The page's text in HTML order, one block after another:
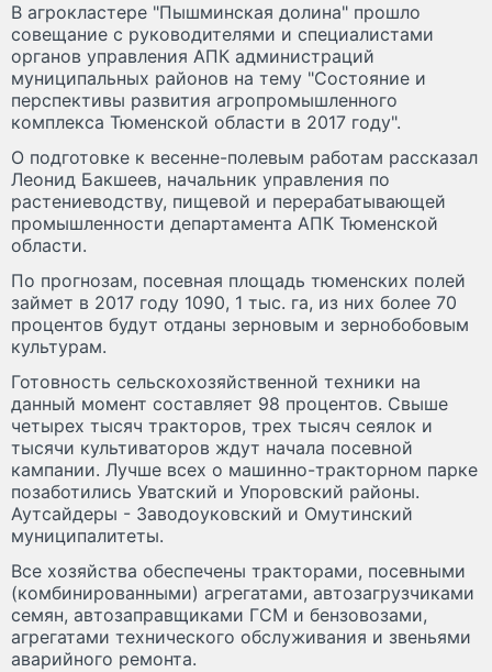
В агрокластере "Пышминская долина" прошло
совещание с руководителями и специалистами
органов управления АПК администраций
муниципальных районов на тему "Состояние и
перспективы развития агропромышленного
комплекса Тюменской области в 2017 году".
О подготовке к весенне-полевым работам рассказал
Леонид Бакшеев, начальник управления по
растениеводству, пищевой и перерабатывающей
промышленности департамента АПК Тюменской
области.
По прогнозам, посевная площадь тюменских полей
займет в 2017 году 1090, 1 тыс. га, из них более 70
процентов будут отданы зерновым и зернобобовым
культурам.
Готовность сельскохозяйственной техники на
данный момент составляет 98 процентов. Свыше
четырех тысяч тракторов, трех тысяч сеялок и
тысячи культиваторов ждут начала посевной
кампании. Лучше всех о машинно-тракторном парке
позаботились Уватский и Упоровский районы.
Аутсайдеры - Заводоуковский и Омутинский
муниципалитеты.
Все хозяйства обеспечены тракторами, посевными
(комбинированными) агрегатами, автозагрузчиками
семян, автозаправщиками ГСМ и бензовозами,
агрегатами технического обслуживания и звеньями
аварийного ремонта.